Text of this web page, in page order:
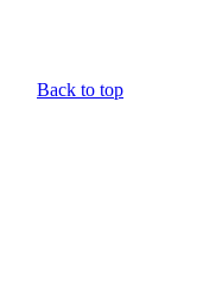
Back to top